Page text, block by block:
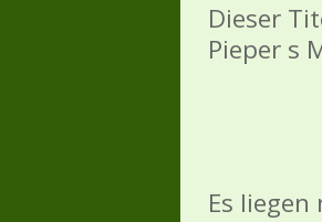
Dieser
Pieper s
Es